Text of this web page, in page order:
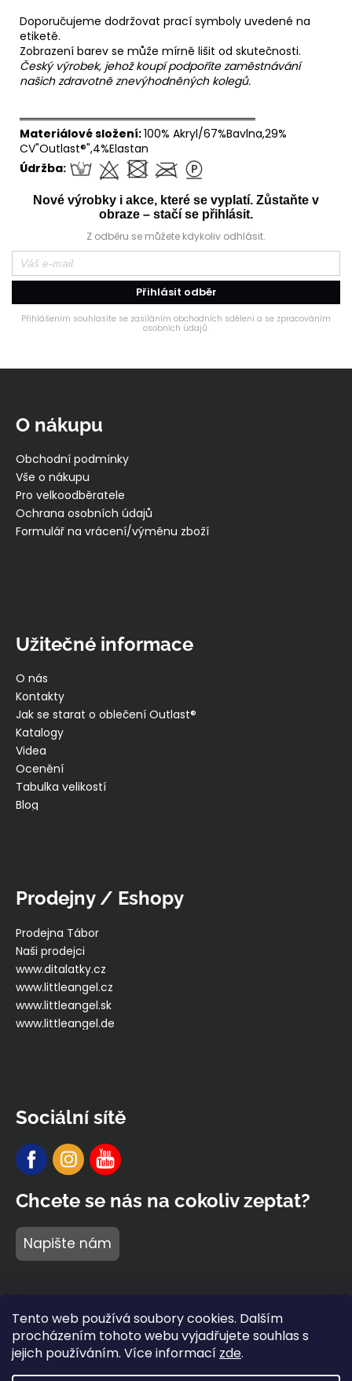
Tento web používá soubory cookies. Dalším
procházením tohoto webu vyjadřujete souhlas s
jejich používáním. Více informací zde.
Doporučujeme dodržovat prací symboly uvedené na
etiketě.
Zobrazení barev se může mírně lišit od skutečnosti.
Český výrobek, jehož koupí podpoříte zaměstnávání
našich zdravotně znevýhodněných kolegů.
══════════════════════════════
Materiálové složení:100% Akryl/67%Bavlna,29%
CV"Outlast®",4%Elastan
Údržba:
Nové výrobky i akce, které se vyplatí. Zůstaňte v
obraze – stačí se přihlásit.
Z odběru se můžete kdykoliv odhlásit.
Přihlásit odběr
Přihlášením souhlasíte se zasíláním obchodních sdělení a se zpracováním
osobních údajů.
O nákupu
Obchodní podmínky
Vše o nákupu
Pro velkoodběratele
Ochrana osobních údajů
Formulář na vrácení/výměnu zboží
Užitečné informace
O nás
Kontakty
Jak se starat o oblečení Outlast®
Katalogy
Videa
Ocenění
Tabulka velikostí
Blog
Prodejny / Eshopy
Prodejna Tábor
Naši prodejci
www.ditalatky.cz
www.littleangel.cz
www.littleangel.sk
www.littleangel.de
Sociální sítě
Chcete se nás na cokoliv zeptat?
Napište nám